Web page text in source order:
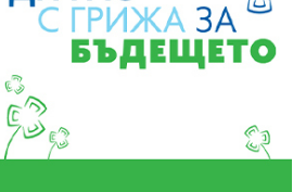
Враца отбелязва
Международния ден